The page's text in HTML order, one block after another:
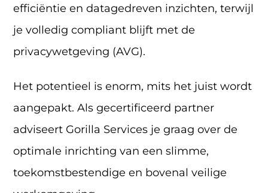
efficiëntie en datagedreven inzichten, terwijl
je volledig compliant blijft met de
privacywetgeving (AVG).
Het potentieel is enorm, mits het juist wordt
aangepakt. Als gecertificeerd partner
adviseert Gorilla Services je graag over de
optimale inrichting van een slimme,
toekomstbestendige en bovenal veilige